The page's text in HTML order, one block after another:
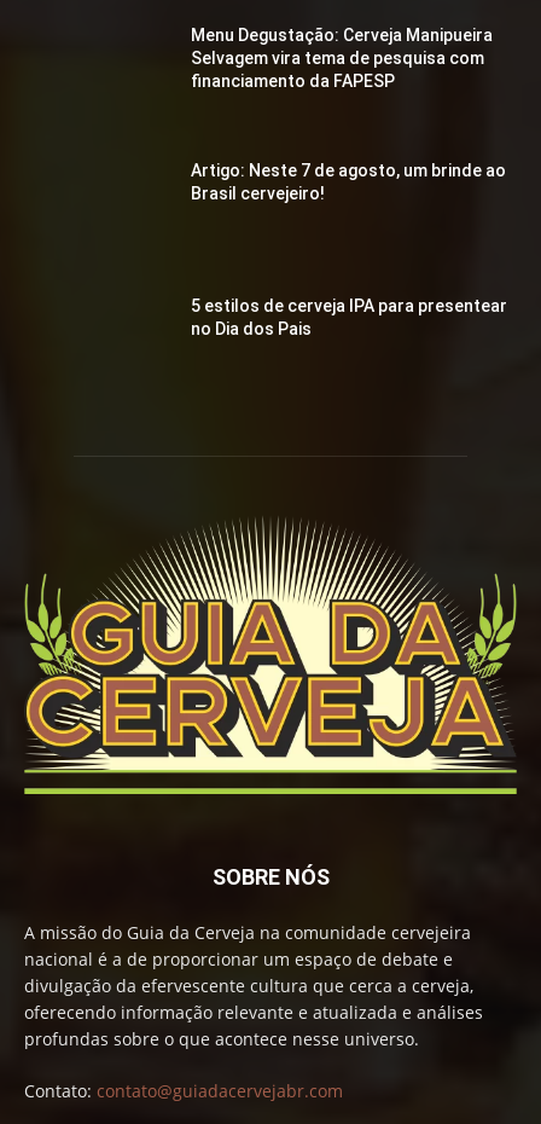
Menu Degustação: Cerveja Manipueira
Selvagem vira tema de pesquisa com
financiamento da FAPESP
Artigo: Neste 7 de agosto, um brinde ao
Brasil cervejeiro!
5 estilos de cerveja IPA para presentear
no Dia dos Pais
SOBRE NÓS
A missão do Guia da Cerveja na comunidade cervejeira
nacional é a de proporcionar um espaço de debate e
divulgação da efervescente cultura que cerca a cerveja,
oferecendo informação relevante e atualizada e análises
profundas sobre o que acontece nesse universo.
Contato: contato@guiadacervejabr.com